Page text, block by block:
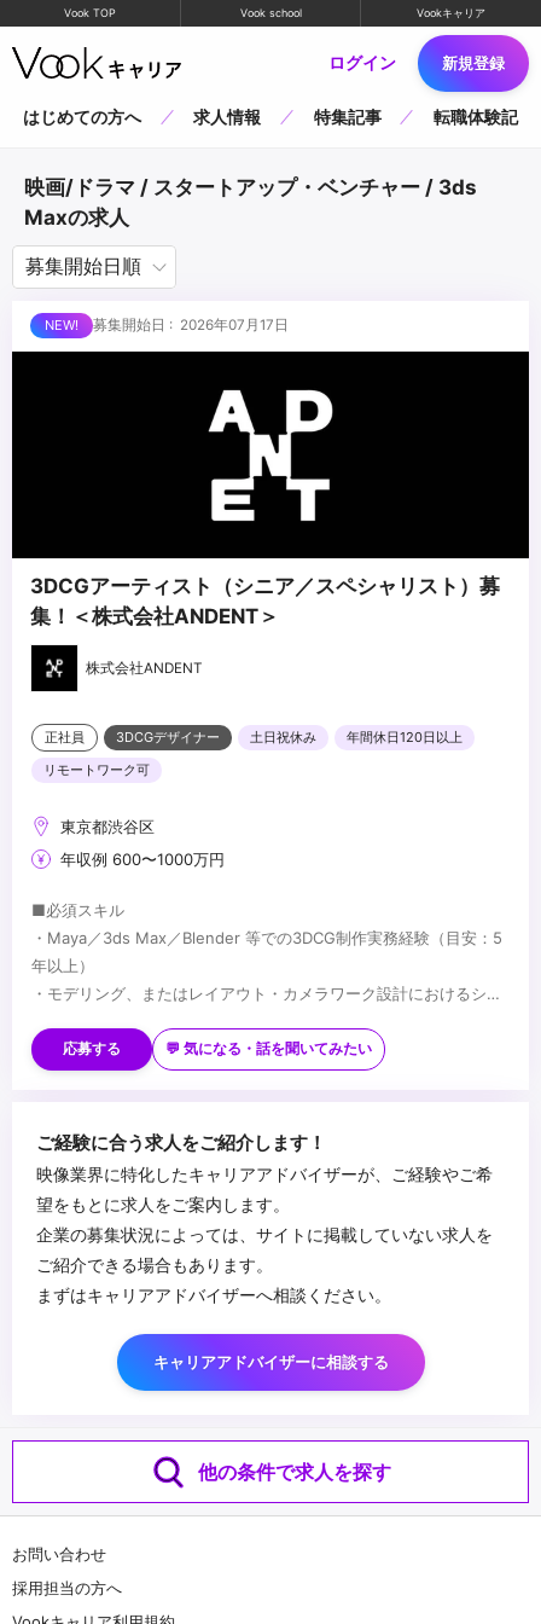
Vook TOP Vook school Vookキャリア
ログイン 新規登録
はじめての方へ 求人情報 特集記事 転職体験記
映画/ドラマ / スタートアップ・ベンチャー / 3ds
Maxの求人
募集開始日 : 2026年07月17日
3DCGアーティスト（シニア／スペシャリスト）募
集！＜株式会社ANDENT＞
株式会社ANDENT
正社員 3DCGデザイナー 土日祝休み
年間休日120日以上
リモートワーク可
東京都渋谷区
年収例 600〜1000万円
■必須スキル
・Maya／3ds Max／Blender 等での3DCG制作実務経験（目安：5
年以上）
・モデリング、またはレイアウト・カメラワーク設計におけるシニ
・映像制作パイプラインの理解
・長編映像・ハイエンドCG・没入型コンテンツでの実務経験
・Houdini／Geometry Nodes 等を用いたプロシージャルワークフ
・Unreal Engine／Unity 等のリアルタイムエンジン使用経験
・Python 等によるツール開発・自動化の経験
...
応募する 💬 気になる・話を聞いてみたい
ご経験に合う求人をご紹介します！
映像業界に特化したキャリアアドバイザーが、ご経験やご希
望をもとに求人をご案内します。
企業の募集状況によっては、サイトに掲載していない求人を
ご紹介できる場合もあります。
まずはキャリアアドバイザーへ相談ください。
キャリアアドバイザーに相談する
他の条件で求人を探す
お問い合わせ
採用担当の方へ